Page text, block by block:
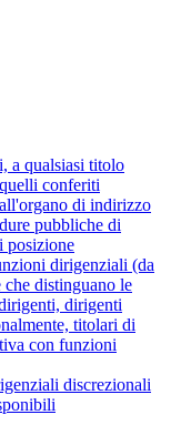
a qualsiasi titolo
conferiti
di indirizzo
pubbliche di
posizione
dirigenziali (da
distinguano le
dirigenti
titolari di
con funzioni
discrezionali